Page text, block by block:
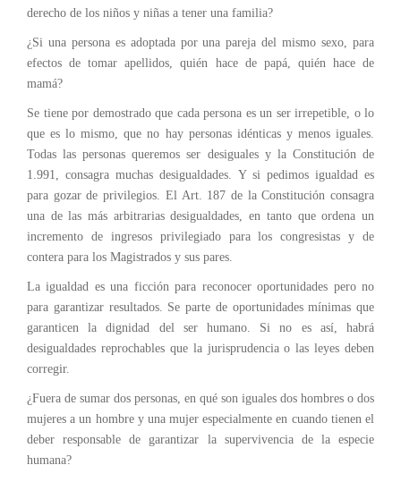
derecho de los niños y niñas a tener una familia?
¿Si una persona es adoptada por una pareja del mismo sexo, para
efectos de tomar apellidos, quién hace de papá, quién hace de
mamá?
Se tiene por demostrado que cada persona es un ser irrepetible, o lo
que es lo mismo, que no hay personas idénticas y menos iguales.
Todas las personas queremos ser desiguales y la Constitución de
1.991, consagra muchas desigualdades. Y si pedimos igualdad es
para gozar de privilegios. El Art. 187 de la Constitución consagra
una de las más arbitrarias desigualdades, en tanto que ordena un
incremento de ingresos privilegiado para los congresistas y de
contera para los Magistrados y sus pares.
La igualdad es una ficción para reconocer oportunidades pero no
para garantizar resultados. Se parte de oportunidades mínimas que
garanticen la dignidad del ser humano. Si no es así, habrá
desigualdades reprochables que la jurisprudencia o las leyes deben
corregir.
¿Fuera de sumar dos personas, en qué son iguales dos hombres o dos
mujeres a un hombre y una mujer especialmente en cuando tienen el
deber responsable de garantizar la supervivencia de la especie
humana?